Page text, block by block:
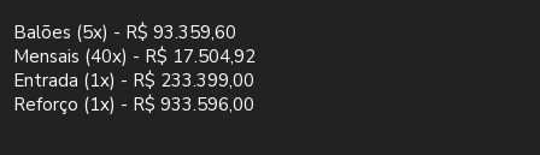
Balões (5x) - R$ 93.359,60
Mensais (40x) - R$ 17.504,92
Entrada (1x) - R$ 233.399,00
Reforço (1x) - R$ 933.596,00